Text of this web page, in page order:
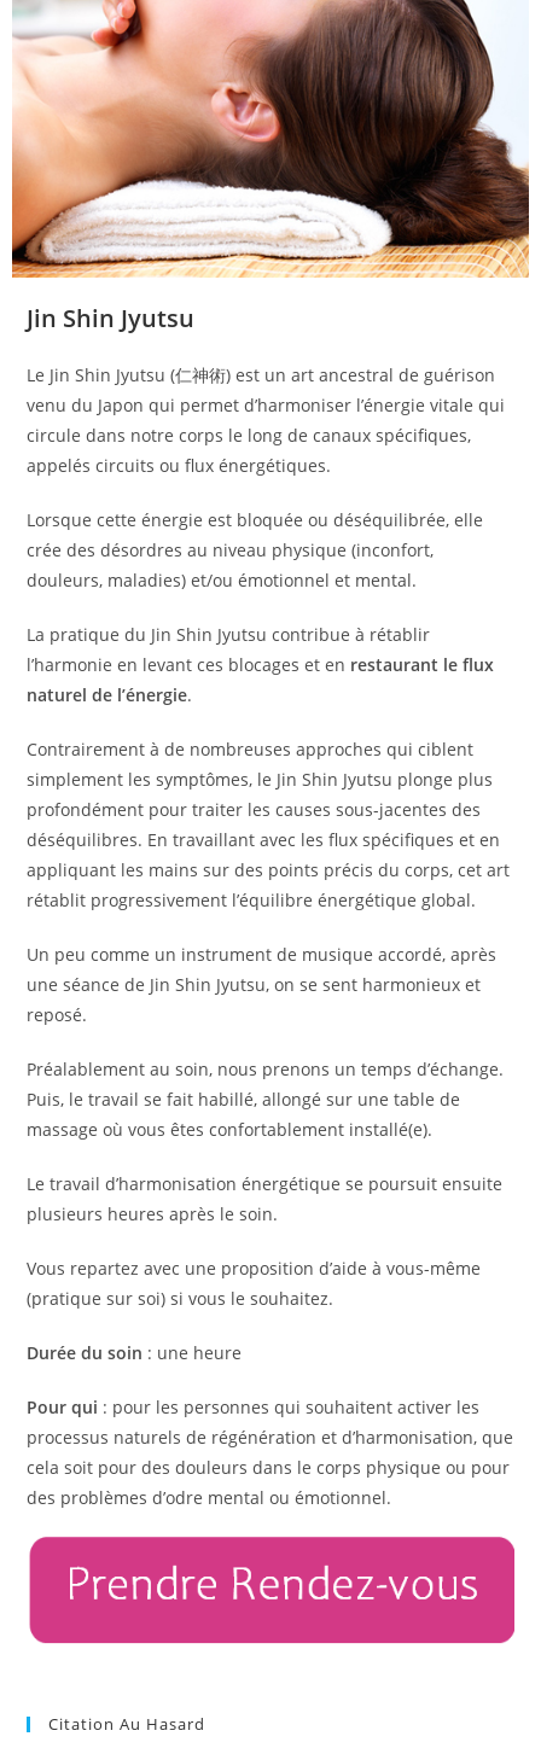
Jin Shin Jyutsu
Le Jin Shin Jyutsu (仁神術) est un art ancestral de guérison
venu du Japon qui permet d’harmoniser l’énergie vitale qui
circule dans notre corps le long de canaux spécifiques,
appelés circuits ou flux énergétiques.
Lorsque cette énergie est bloquée ou déséquilibrée, elle
crée des désordres au niveau physique (inconfort,
douleurs, maladies) et/ou émotionnel et mental.
La pratique du Jin Shin Jyutsu contribue à rétablir
l’harmonie en levant ces blocages et en restaurant le flux
naturel de l’énergie.
Contrairement à de nombreuses approches qui ciblent
simplement les symptômes, le Jin Shin Jyutsu plonge plus
profondément pour traiter les causes sous-jacentes des
déséquilibres. En travaillant avec les flux spécifiques et en
appliquant les mains sur des points précis du corps, cet art
rétablit progressivement l’équilibre énergétique global.
Un peu comme un instrument de musique accordé, après
une séance de Jin Shin Jyutsu, on se sent harmonieux et
reposé.
Préalablement au soin, nous prenons un temps d’échange.
Puis, le travail se fait habillé, allongé sur une table de
massage où vous êtes confortablement installé(e).
Le travail d’harmonisation énergétique se poursuit ensuite
plusieurs heures après le soin.
Vous repartez avec une proposition d’aide à vous-même
(pratique sur soi) si vous le souhaitez.
Durée du soin : une heure
Pour qui : pour les personnes qui souhaitent activer les
processus naturels de régénération et d’harmonisation, que
cela soit pour des douleurs dans le corps physique ou pour
des problèmes d’odre mental ou émotionnel.
Citation Au Hasard